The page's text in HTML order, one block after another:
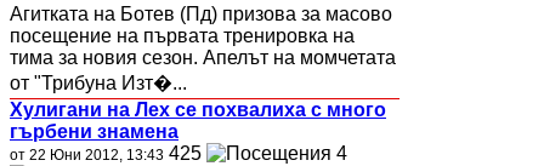
Агитката на Ботев (Пд) призова за масово
посещение на първата тренировка на
тима за новия сезон. Апелът на момчетата
от "Трибуна Изт�...
Хулигани на Лех се похвалиха с много
гърбени знамена
от 22 Юни 2012, 13:43 425 4